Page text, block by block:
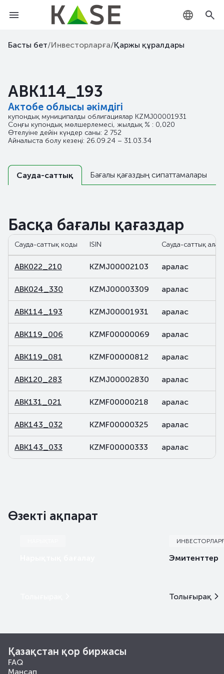
KZ
Басты бет/Инвесторларға/Қаржы құралдары
ABK114_193
Актобе облысы әкімдігі
купондық муниципалды облигациялар KZMJ00001931
Соңғы купондық мөлшерлемесі, жылдық % : 0,020
Өтелуіне дейін күндер саны: 2 752
Айналыста болу кезеңі: 26.09.24 – 31.03.34
Сауда-саттық Бағалы қағаздың сипаттамалары
Басқа бағалы қағаздар
Сауда-саттық коды ISIN Сауда-саттық алаң
ABK022_210 KZMJ00002103 аралас
ABK024_330 KZMJ00003309 аралас
ABK114_193 KZMJ00001931 аралас
ABK119_006 KZMF00000069 аралас
ABK119_081 KZMF00000812 аралас
ABK120_283 KZMJ00002830 аралас
ABK131_021 KZMF00000218 аралас
ABK143_032 KZMF00000325 аралас
ABK143_033 KZMF00000333 аралас
Өзекті ақпарат
Эмитенттер
Толығырақ
Қазақстан қор биржасы
FAQ
Мансап